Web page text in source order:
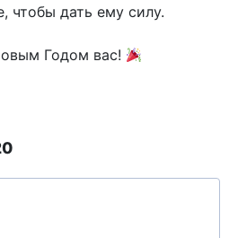
чтобы дать ему силу.
Годом вас!